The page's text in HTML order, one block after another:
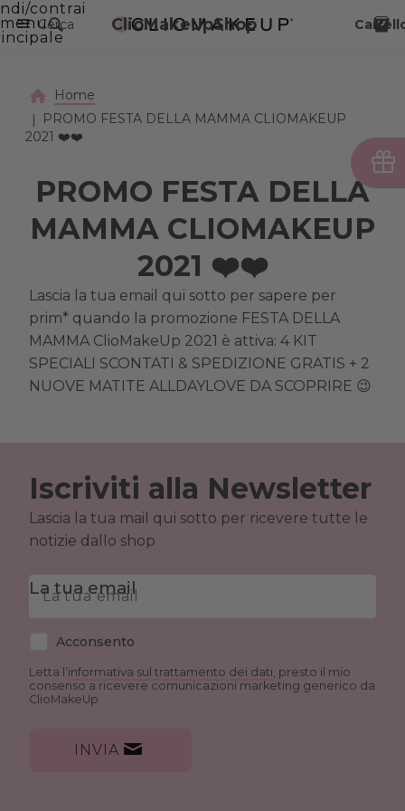
VAI AL CONTENUTO PRINCIPALE
contrai
menuCerca ClioMakeUpShop
Home
PROMO FESTA DELLA MAMMA CLIOMAKEUP
2021 ❤️❤️
PROMO FESTA DELLA
MAMMA CLIOMAKEUP
2021 ❤️❤️
Lascia la tua email qui sotto per sapere per
prim* quando la promozione FESTA DELLA
MAMMA ClioMakeUp 2021 è attiva: 4 KIT
SPECIALI SCONTATI & SPEDIZIONE GRATIS + 2
NUOVE MATITE ALLDAYLOVE DA SCOPRIRE 😉
Iscriviti alla Newsletter
Lascia la tua mail qui sotto per ricevere tutte le
notizie dallo shop
La tua email
Acconsento
Letta l’informativa sul trattamento dei dati , presto il mio
consenso a ricevere comunicazioni marketing generico da
ClioMakeUp
INVIA